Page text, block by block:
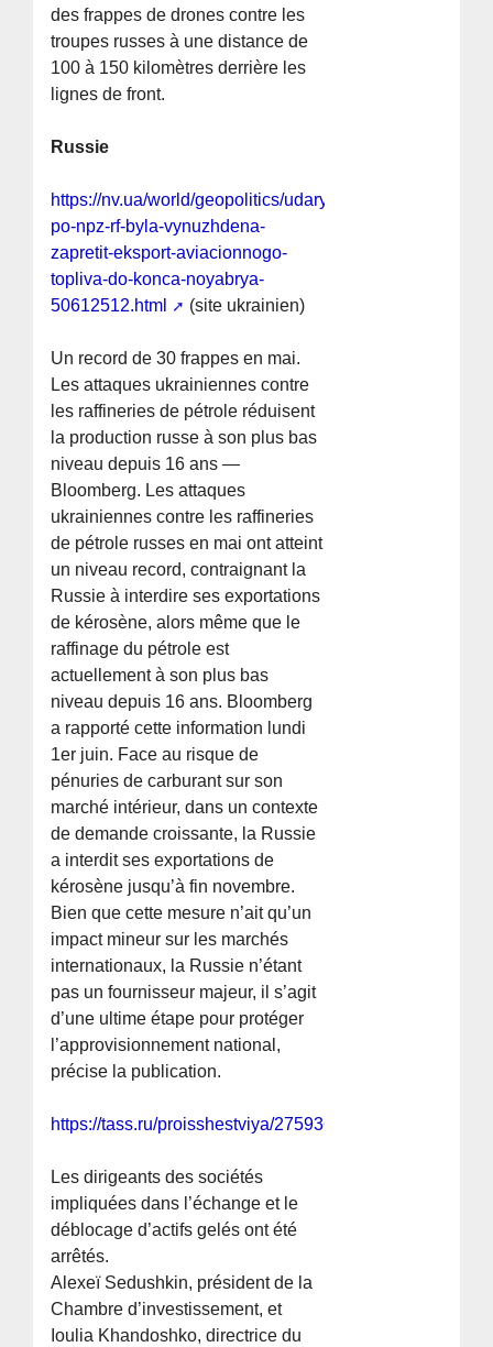
des frappes de drones contre les
troupes russes à une distance de
100 à 150 kilomètres derrière les
lignes de front.
Russie
https://nv.ua/world/geopolitics/udary-
po-npz-rf-byla-vynuzhdena-
zapretit-eksport-aviacionnogo-
topliva-do-konca-noyabrya-
50612512.html
(site ukrainien)
Un record de 30 frappes en mai.
Les attaques ukrainiennes contre
les raffineries de pétrole réduisent
la production russe à son plus bas
niveau depuis 16 ans —
Bloomberg. Les attaques
ukrainiennes contre les raffineries
de pétrole russes en mai ont atteint
un niveau record, contraignant la
Russie à interdire ses exportations
de kérosène, alors même que le
raffinage du pétrole est
actuellement à son plus bas
niveau depuis 16 ans. Bloomberg
a rapporté cette information lundi
1er juin. Face au risque de
pénuries de carburant sur son
marché intérieur, dans un contexte
de demande croissante, la Russie
a interdit ses exportations de
kérosène jusqu’à fin novembre.
Bien que cette mesure n’ait qu’un
impact mineur sur les marchés
internationaux, la Russie n’étant
pas un fournisseur majeur, il s’agit
d’une ultime étape pour protéger
l’approvisionnement national,
précise la publication.
https://tass.ru/proisshestviya/27593681
Les dirigeants des sociétés
impliquées dans l’échange et le
déblocage d’actifs gelés ont été
arrêtés.
Alexeï Sedushkin, président de la
Chambre d’investissement, et
Ioulia Khandoshko, directrice du